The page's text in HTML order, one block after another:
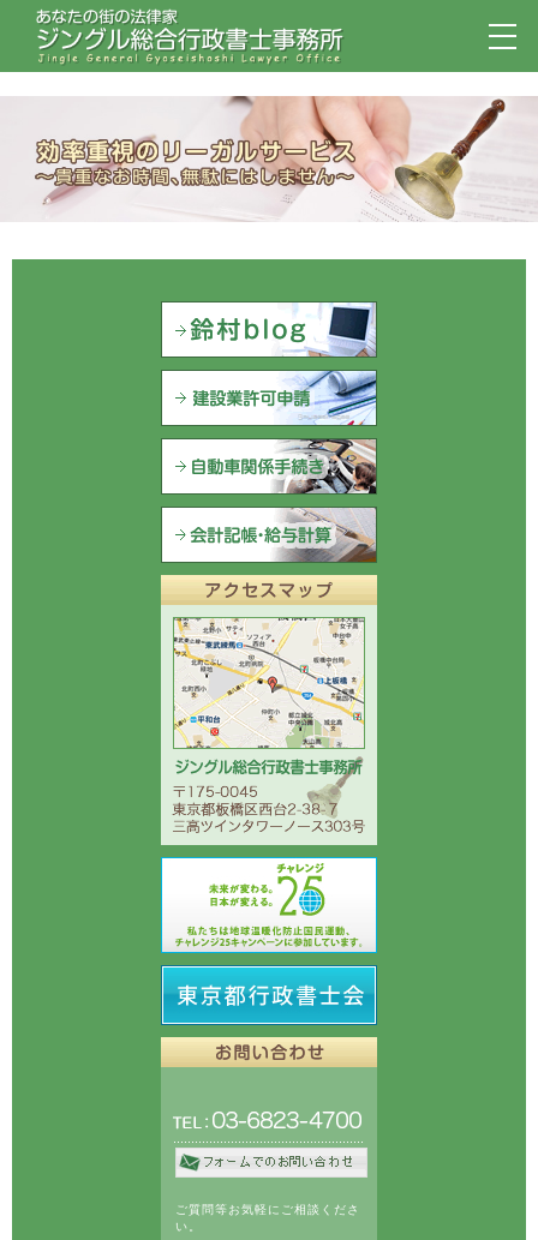
ご質問等お気軽にご相談くださ
い。